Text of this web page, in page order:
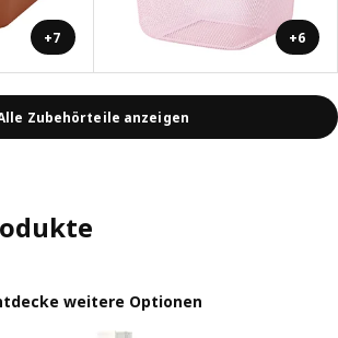
+7 +6
Zubehörteile anzeigen
weitere Optionen